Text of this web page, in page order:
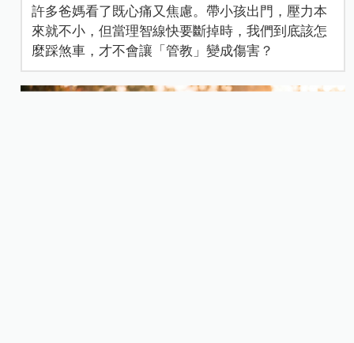
許多爸媽看了既心痛又焦慮。帶小孩出門，壓力本
來就不小，但當理智線快要斷掉時，我們到底該怎
麼踩煞車，才不會讓「管教」變成傷害？